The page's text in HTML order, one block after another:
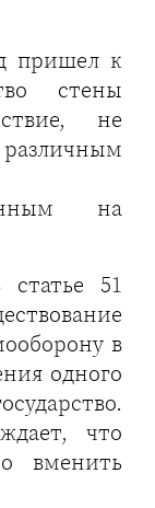
пришел к
стены
не
на
51
в
одного
что
вменить